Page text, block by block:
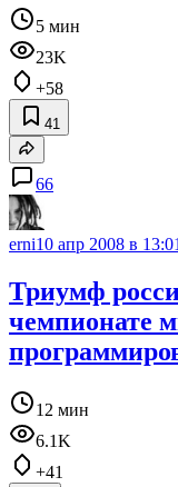
5 мин
23K
+58
41
66
erni10 апр 2008 в 13:01
Триумф
чемпионате
12 мин
6.1K
+41